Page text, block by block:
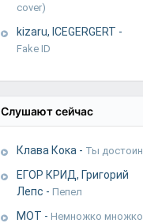
cover)
kizaru, ICEGERGERT -
Fake ID
Слушают сейчас
Клава Кока - Ты достоин
ЕГОР КРИД, Григорий
Лепс - Пепел
МОТ - Немножко множко